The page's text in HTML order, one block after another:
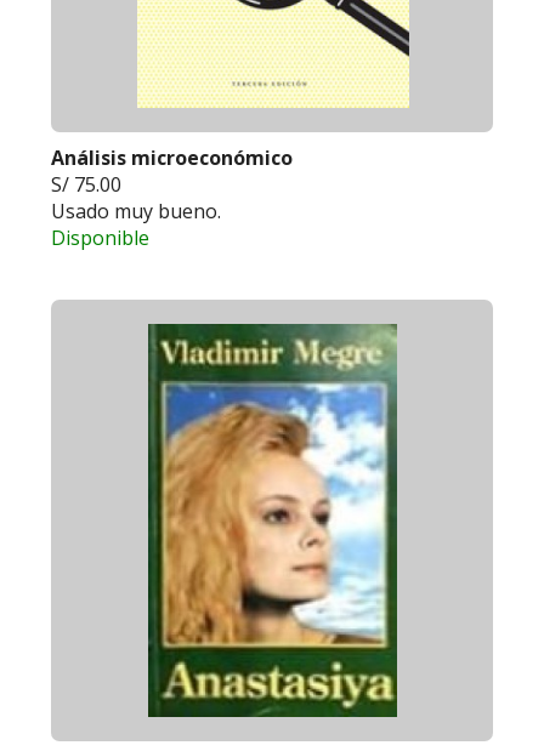
Análisis microeconómico
S/ 75.00
Usado muy bueno.
Disponible